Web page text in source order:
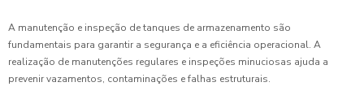
A manutenção e inspeção de tanques de armazenamento são
fundamentais para garantir a segurança e a eficiência operacional. A
realização de manutenções regulares e inspeções minuciosas ajuda a
prevenir vazamentos, contaminações e falhas estruturais.